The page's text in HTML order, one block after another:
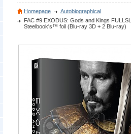
Homepage
Autobiographical
FAC #9 EXODUS: Gods and Kings
Steelbook's™ foil (Blu-ray 3D + 2 Blu-ray)